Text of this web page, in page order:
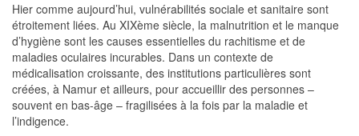
Hier comme aujourd’hui, vulnérabilités sociale et sanitaire sont
étroitement liées. Au XIXème siècle, la malnutrition et le manque
d’hygiène sont les causes essentielles du rachitisme et de
maladies oculaires incurables. Dans un contexte de
médicalisation croissante, des institutions particulières sont
créées, à Namur et ailleurs, pour accueillir des personnes –
souvent en bas-âge – fragilisées à la fois par la maladie et
l’indigence.